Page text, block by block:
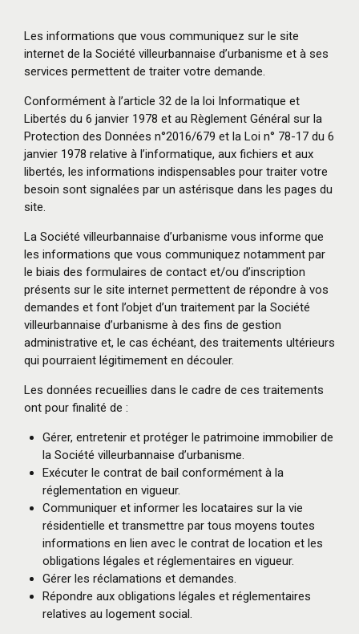
Les informations que vous communiquez sur le site
internet de la Société villeurbannaise d’urbanisme et à ses
services permettent de traiter votre demande.
Conformément à l’article 32 de la loi Informatique et
Libertés du 6 janvier 1978 et au Règlement Général sur la
Protection des Données n°2016/679 et la Loi n° 78-17 du 6
janvier 1978 relative à l’informatique, aux fichiers et aux
libertés, les informations indispensables pour traiter votre
besoin sont signalées par un astérisque dans les pages du
site.
La Société villeurbannaise d’urbanisme vous informe que
les informations que vous communiquez notamment par
le biais des formulaires de contact et/ou d’inscription
présents sur le site internet permettent de répondre à vos
demandes et font l’objet d’un traitement par la Société
villeurbannaise d’urbanisme à des fins de gestion
administrative et, le cas échéant, des traitements ultérieurs
qui pourraient légitimement en découler.
Les données recueillies dans le cadre de ces traitements
ont pour finalité de :
Gérer, entretenir et protéger le patrimoine immobilier de
la Société villeurbannaise d’urbanisme.
Exécuter le contrat de bail conformément à la
réglementation en vigueur.
Communiquer et informer les locataires sur la vie
résidentielle et transmettre par tous moyens toutes
informations en lien avec le contrat de location et les
obligations légales et réglementaires en vigueur.
Gérer les réclamations et demandes.
Répondre aux obligations légales et réglementaires
relatives au logement social.